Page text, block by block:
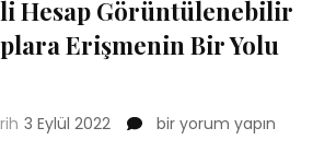
Hesap Görüntülenebilir
Erişmenin Bir Yolu
3 Eylül 2022
İnstagram
bir yorum yapın